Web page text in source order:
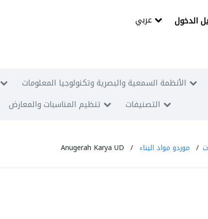
الدخول
الأنظمة السمعية والبصرية وتكنولوجيا المعلومات
تنظيم المناسبات والمعارض التصنيفات
موردو مواد البناء Anugerah Karya UD